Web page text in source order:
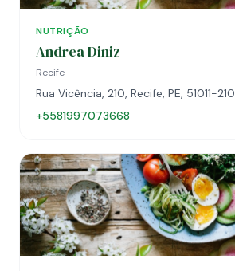
NUTRIÇÃO
Andrea Diniz
Recife
Rua Vicência, 210, Recife, PE, 51011-210
+5581997073668